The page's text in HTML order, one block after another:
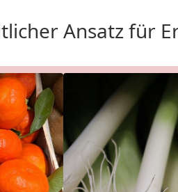
Ansatz für